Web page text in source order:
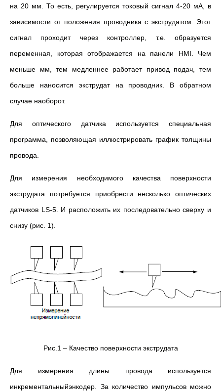
на 20 мм. То есть, регулируется токовый сигнал 4-20 мА, в
зависимости от положения проводника с экструдатом. Этот
сигнал проходит через контроллер, т.е. образуется
переменная, которая отображается на панели HMI. Чем
меньше мм, тем медленнее работает привод подач, тем
больше наносится экструдат на проводник. В обратном
случае наоборот.
Для оптического датчика используется специальная
программа, позволяющая иллюстрировать график толщины
провода.
Для измерения необходимого качества поверхности
экструдата потребуется приобрести несколько оптических
датчиков LS-5. И расположить их последовательно сверху и
снизу (рис. 1).
Рис.1 – Качество поверхности экструдата
Для измерения длины провода используется
инкрементальныйэнкодер. За количество импульсов можно